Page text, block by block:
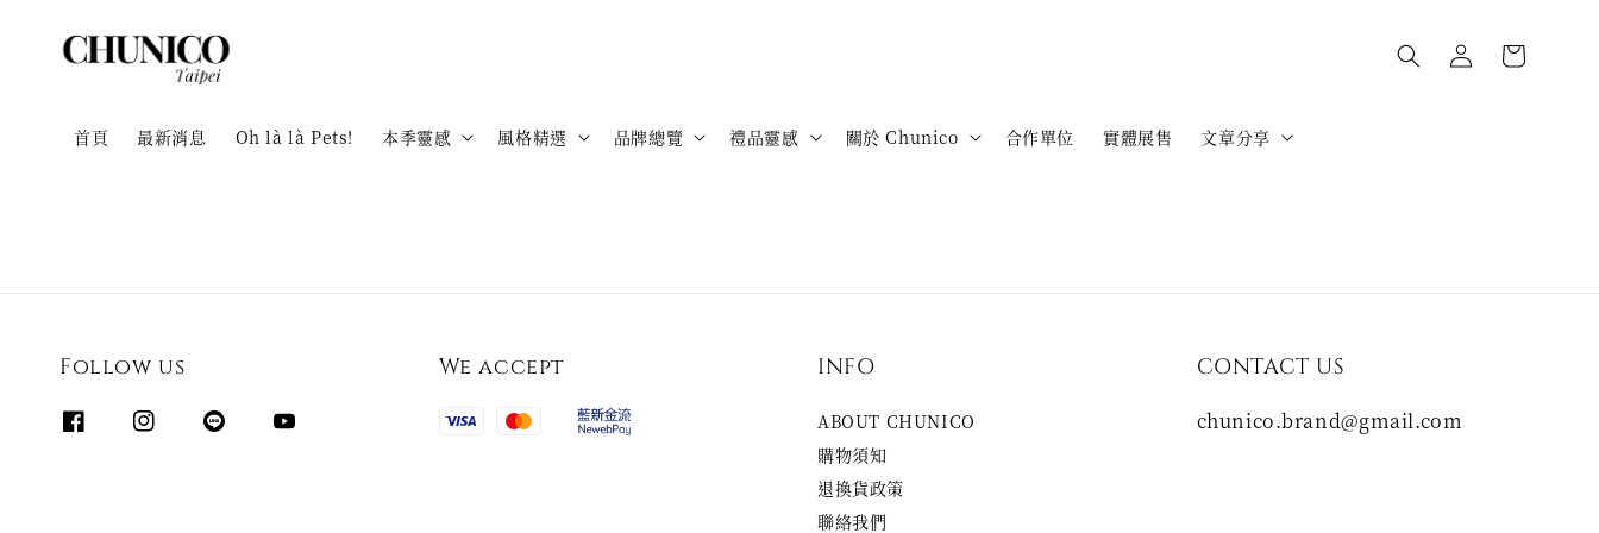
首頁 最新消息 Oh là là Pets! 本季靈感 風格精選 品牌總覽 禮品靈感 關於 Chunico 合作單位 實體展售 文章分享
Follow us We accept INFO
ABOUT CHUNICO
購物須知
退換貨政策
聯絡我們
CONTACT US
chunico.brand@gmail.com